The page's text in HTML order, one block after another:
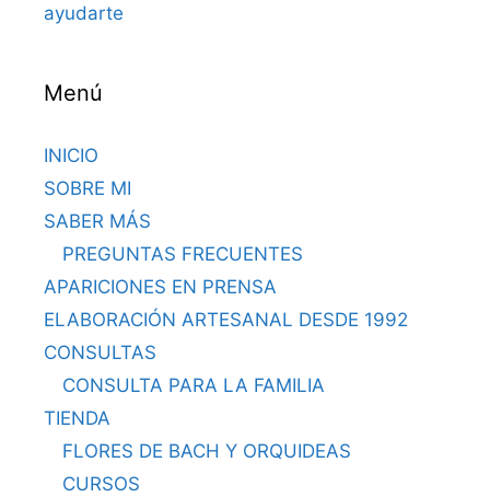
ayudarte
Menú
INICIO
SOBRE MI
SABER MÁS
PREGUNTAS FRECUENTES
APARICIONES EN PRENSA
ELABORACIÓN ARTESANAL DESDE 1992
CONSULTAS
CONSULTA PARA LA FAMILIA
TIENDA
FLORES DE BACH Y ORQUIDEAS
CURSOS